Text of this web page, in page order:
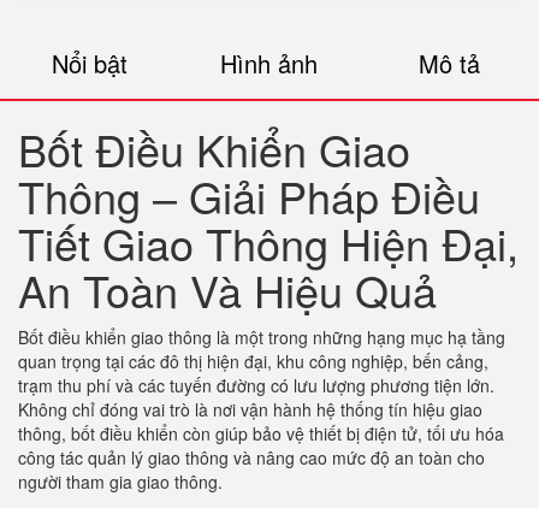
Nổi bật Hình ảnh Mô tả
Bốt Điều Khiển Giao
Thông – Giải Pháp Điều
Tiết Giao Thông Hiện Đại,
An Toàn Và Hiệu Quả
Bốt điều khiển giao thông là một trong những hạng mục hạ tầng
quan trọng tại các đô thị hiện đại, khu công nghiệp, bến cảng,
trạm thu phí và các tuyến đường có lưu lượng phương tiện lớn.
Không chỉ đóng vai trò là nơi vận hành hệ thống tín hiệu giao
thông, bốt điều khiển còn giúp bảo vệ thiết bị điện tử, tối ưu hóa
công tác quản lý giao thông và nâng cao mức độ an toàn cho
người tham gia giao thông.